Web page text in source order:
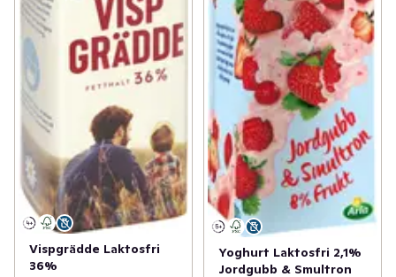
Vispgrädde Laktosfri
36%
Yoghurt Laktosfri 2,1%
Jordgubb & Smultron